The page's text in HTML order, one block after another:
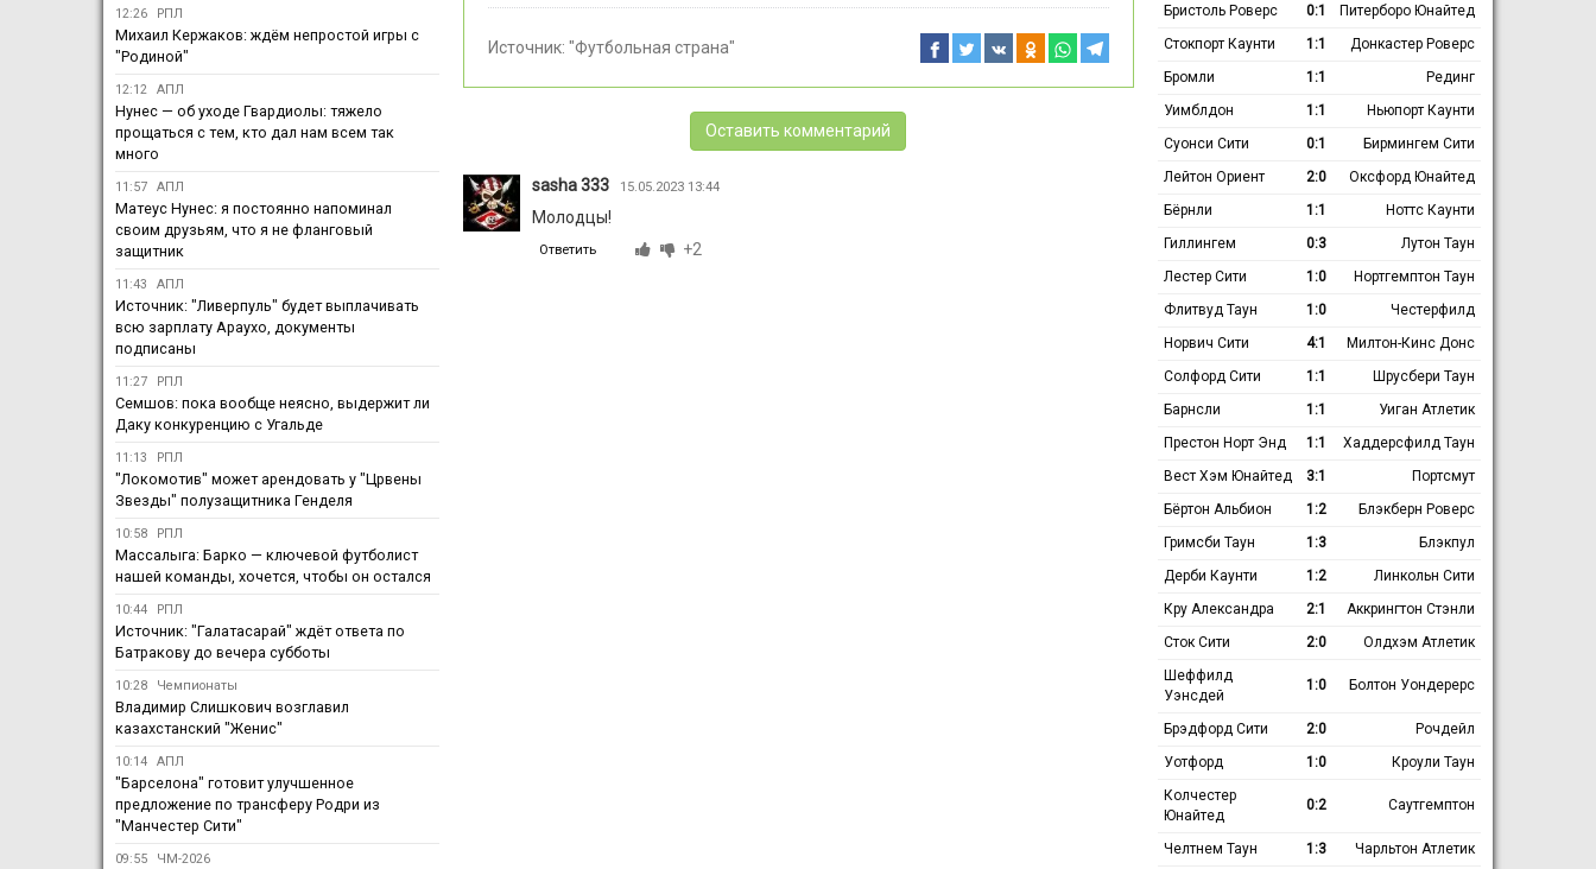
Источник: "Футбольная страна"
Оставить комментарий
sasha 333 15.05.2023 13:44
Молодцы!
Ответить +2
12:26 РПЛ
Михаил Кержаков: ждём непростой игры с
"Родиной"
12:12 АПЛ
Нунес — об уходе Гвардиолы: тяжело
прощаться с тем, кто дал нам всем так
много
11:57 АПЛ
Матеус Нунес: я постоянно напоминал
своим друзьям, что я не фланговый
защитник
11:43 АПЛ
Источник: "Ливерпуль" будет выплачивать
всю зарплату Араухо, документы
подписаны
11:27 РПЛ
Семшов: пока вообще неясно, выдержит ли
Даку конкуренцию с Угальде
11:13 РПЛ
"Локомотив" может арендовать у "Црвены
Звезды" полузащитника Генделя
10:58 РПЛ
Массалыга: Барко — ключевой футболист
нашей команды, хочется, чтобы он остался
10:44 РПЛ
Источник: "Галатасарай" ждёт ответа по
Батракову до вечера субботы
10:28 Чемпионаты
Владимир Слишкович возглавил
казахстанский "Женис"
10:14 АПЛ
"Барселона" готовит улучшенное
предложение по трансферу Родри из
"Манчестер Сити"
09:55 ЧМ-2026
Бристоль Роверс
0:1
Питерборо Юнайтед
Стокпорт Каунти
1:1
Донкастер Роверс
Бромли
1:1
Рединг
Уимблдон
1:1
Ньюпорт Каунти
Суонси Сити
0:1
Бирмингем Сити
Лейтон Ориент
2:0
Оксфорд Юнайтед
Бёрнли
1:1
Ноттс Каунти
Гиллингем
0:3
Лутон Таун
Лестер Сити
1:0
Нортгемптон Таун
Флитвуд Таун
1:0
Честерфилд
Норвич Сити
4:1
Милтон-Кинс Донс
Солфорд Сити
1:1
Шрусбери Таун
Барнсли
1:1
Уиган Атлетик
Престон Норт Энд
1:1
Хаддерсфилд Таун
Вест Хэм Юнайтед
3:1
Портсмут
Бёртон Альбион
1:2
Блэкберн Роверс
Гримсби Таун
1:3
Блэкпул
Дерби Каунти
1:2
Линкольн Сити
Кру Александра
2:1
Аккрингтон Стэнли
Сток Сити
2:0
Олдхэм Атлетик
Шеффилд
Уэнсдей
1:0 Болтон Уондерерс
Брэдфорд Сити 2:0
Рочдейл
Уотфорд
1:0
Кроули Таун
Колчестер
Юнайтед
0:2 Саутгемптон
Челтнем Таун 1:3 Чарльтон Атлетик